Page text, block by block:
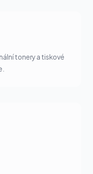
tonery a tiskové